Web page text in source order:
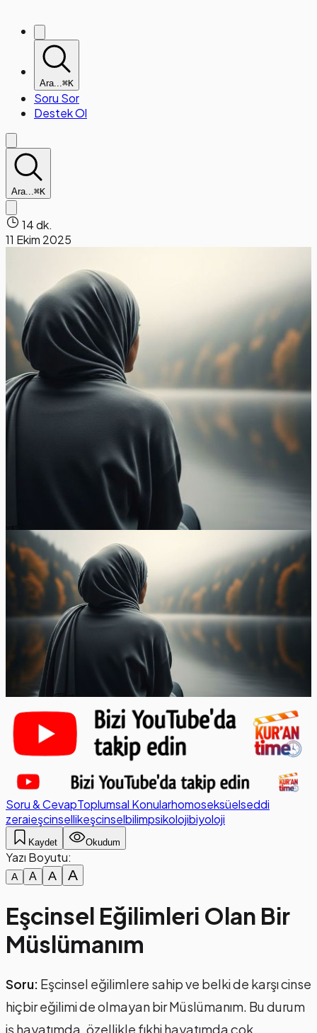
Ara...⌘K
Soru Sor
Destek Ol
Ara...⌘K
14 dk.
11 Ekim 2025
Soru & CevapToplumsal Konularhomoseksüelseddi
zeraieşcinsellikeşcinselbilimpsikolojibiyoloji
Kaydet Okudum
Yazı Boyutu:
A A A A
Eşcinsel Eğilimleri Olan Bir
Müslümanım
Soru: Eşcinsel eğilimlere sahip ve belki de karşı cinse
hiçbir eğilimi de olmayan bir Müslümanım. Bu durum
iş hayatımda, özellikle fıkhi hayatımda çok